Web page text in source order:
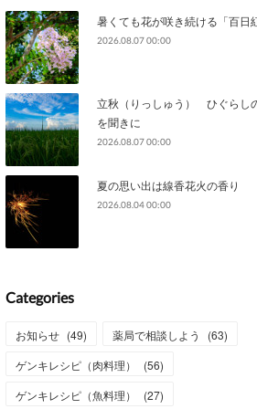
暑くても花が咲き続ける「百日
2026.08.07 00:00
立秋（りっしゅう） ひぐらし
を聞きに
2026.08.07 00:00
夏の思い出は線香花火の香り
2026.08.04 00:00
Categories
お知らせ (49) 薬局で相談しよう (63)
ゲンキレシピ（肉料理）
(56)
ゲンキレシピ（魚料理）
(27)